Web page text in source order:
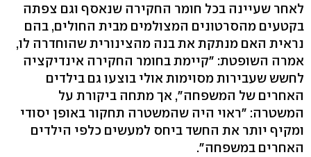
לאחר שעיינה בכל חומר החקירה שנאסף וגם צפתה
בקטעים מהסרטונים המצולמים מבית החולים, בהם
נראית האם מנתקת את בנה מהצינורית שהוחדרה לו,
אמרה השופטת: "קיימת בחומר החקירה אינדיקציה
לחשש שעבירות מסוימות אולי בוצעו גם בילדים
האחרים של המשפחה", אך מתחה ביקורת על
המשטרה: "ראוי היה שהמשטרה תחקור באופן יסודי
ומקיף יותר את החשד ביחס למעשים כלפי הילדים
האחרים במשפחה".